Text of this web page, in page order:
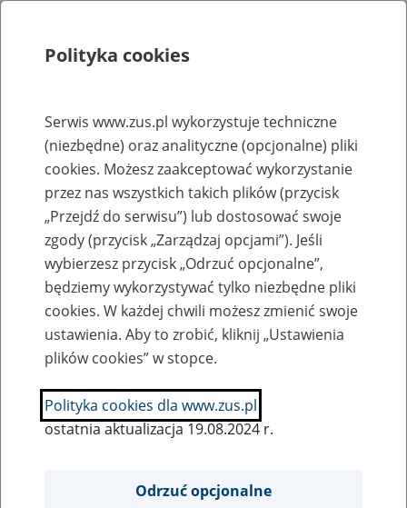
Rejestry, ewidencje i archiwa
Baza zlikwidowanych lub
przekształconych zakładów pracy
Nazwa zakładu pracy:
SZUKAJ
Polityka cookies
Serwis www.zus.pl wykorzystuje techniczne
(niezbędne) oraz analityczne (opcjonalne) pliki
cookies. Możesz zaakceptować wykorzystanie
przez nas wszystkich takich plików (przycisk
„Przejdź do serwisu”) lub dostosować swoje
zgody (przycisk „Zarządzaj opcjami”). Jeśli
wybierzesz przycisk „Odrzuć opcjonalne”,
będziemy wykorzystywać tylko niezbędne pliki
cookies. W każdej chwili możesz zmienić swoje
ustawienia. Aby to zrobić, kliknij „Ustawienia
plików cookies” w stopce.
Polityka cookies dla www.zus.pl
ostatnia aktualizacja 19.08.2024 r.
Odrzuć opcjonalne